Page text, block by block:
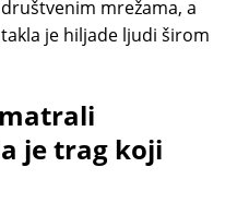
mrežama, a
je hiljade ljudi širom
je trag koji